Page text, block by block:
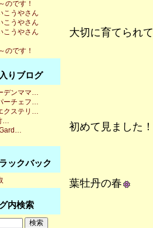
大切に育てられ
初めて見ました！
葉牡丹の春
のです！
こうやさん
こうやさん
こうやさん
のです！
りブログ
デンママ…
ーチェフ…
クステリ…
…
ックバック
内検索